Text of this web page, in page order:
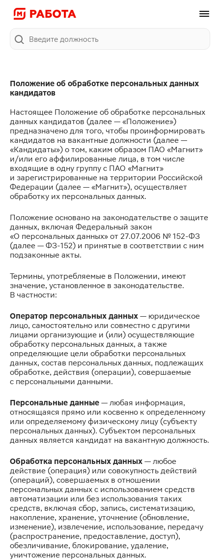
Положение об обработке персональных данных
кандидатов
Настоящее Положение об обработке персональных
данных кандидатов (далее — «Положение»)
предназначено для того, чтобы проинформировать
кандидатов на вакантные должности (далее —
«Кандидаты») о том, каким образом ПАО «Магнит»
и/или его аффилированные лица, в том числе
входящие в одну группу с ПАО «Магнит»
и зарегистрированные на территории Российской
Федерации (далее — «Магнит»), осуществляет
обработку их персональных данных.
Положение основано на законодательстве о защите
данных, включая Федеральный закон
«О персональных данных» от 27.07.2006 № 152-ФЗ
(далее — ФЗ-152) и принятые в соответствии с ним
подзаконные акты.
Термины, употребляемые в Положении, имеют
значение, установленное в законодательстве.
В частности:
Оператор персональных данных — юридическое
лицо, самостоятельно или совместно с другими
лицами организующие и (или) осуществляющие
обработку персональных данных, а также
определяющие цели обработки персональных
данных, состав персональных данных, подлежащих
обработке, действия (операции), совершаемые
с персональными данными.
Персональные данные — любая информация,
относящаяся прямо или косвенно к определенному
или определяемому физическому лицу (субъекту
персональных данных). Субъектом персональных
данных является кандидат на вакантную должность.
Обработка персональных данных — любое
действие (операция) или совокупность действий
(операций), совершаемых в отношении
персональных данных с использованием средств
автоматизации или без использования таких
средств, включая сбор, запись, систематизацию,
накопление, хранение, уточнение (обновление,
изменение), извлечение, использование, передачу
(распространение, предоставление, доступ),
обезличивание, блокирование, удаление,
уничтожение персональных данных.